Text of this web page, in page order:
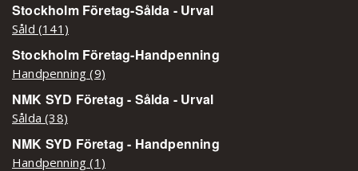
Stockholm Företag-Sålda - Urval
Såld (141)
Stockholm Företag-Handpenning
Handpenning (9)
NMK SYD Företag - Sålda - Urval
Sålda (38)
NMK SYD Företag - Handpenning
Handpenning (1)